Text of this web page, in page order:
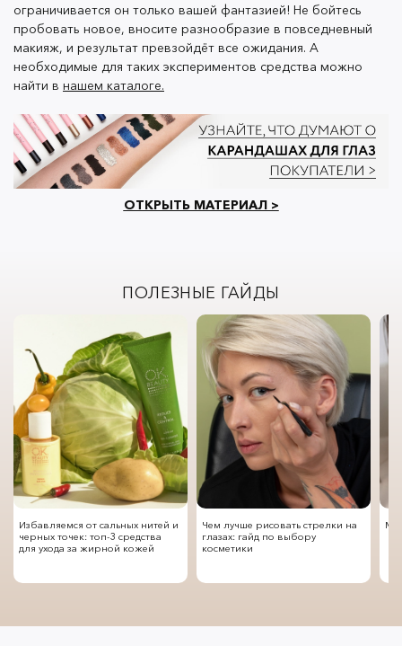
ограничивается он только вашей фантазией! Не бойтесь
пробовать новое, вносите разнообразие в повседневный
макияж, и результат превзойдёт все ожидания. А
необходимые для таких экспериментов средства можно
найти в нашем каталоге.
ОТКРЫТЬ МАТЕРИАЛ >
ПОЛЕЗНЫЕ ГАЙДЫ
Избавляемся от сальных нитей и
черных точек: топ-3 средства
для ухода за жирной кожей
Чем лучше рисовать стрелки на
глазах: гайд по выбору
косметики